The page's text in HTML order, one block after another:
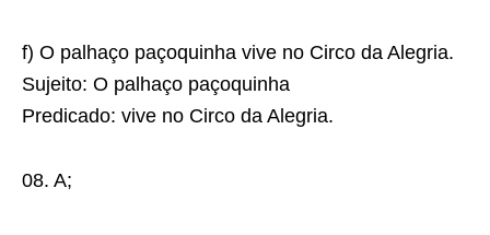
f) O palhaço paçoquinha vive no Circo da Alegria.
Sujeito: O palhaço paçoquinha
Predicado: vive no Circo da Alegria.
08. A;